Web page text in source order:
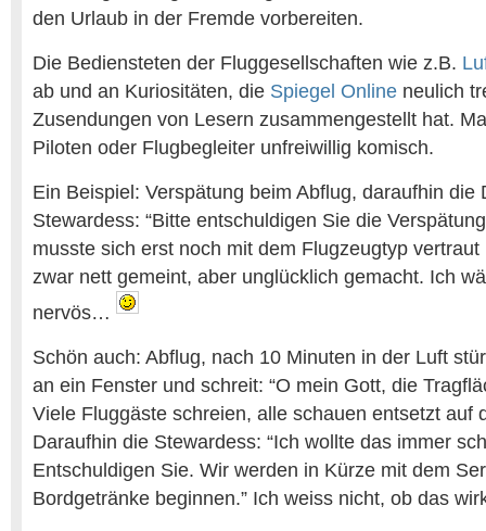
den Urlaub in der Fremde vorbereiten.
Die Bediensteten der Fluggesellschaften wie z.B.
ab und an Kuriositäten, die Spiegel Online neulich
Zusendungen von Lesern zusammengestellt hat.
Piloten oder Flugbegleiter unfreiwillig komisch.
Ein Beispiel: Verspätung beim Abflug, daraufhin die
Stewardess: “Bitte entschuldigen Sie die
musste sich erst noch mit dem Flugzeugtyp vertraut
zwar nett gemeint, aber unglücklich gemacht. Ich
nervös…
Schön auch: Abflug, nach 10 Minuten in der Luft
an ein Fenster und schreit: “O mein Gott, die
Viele Fluggäste schreien, alle schauen entsetzt auf
Daraufhin die Stewardess: “Ich wollte das immer
Entschuldigen Sie. Wir werden in Kürze mit dem
Bordgetränke beginnen.” Ich weiss nicht, ob das